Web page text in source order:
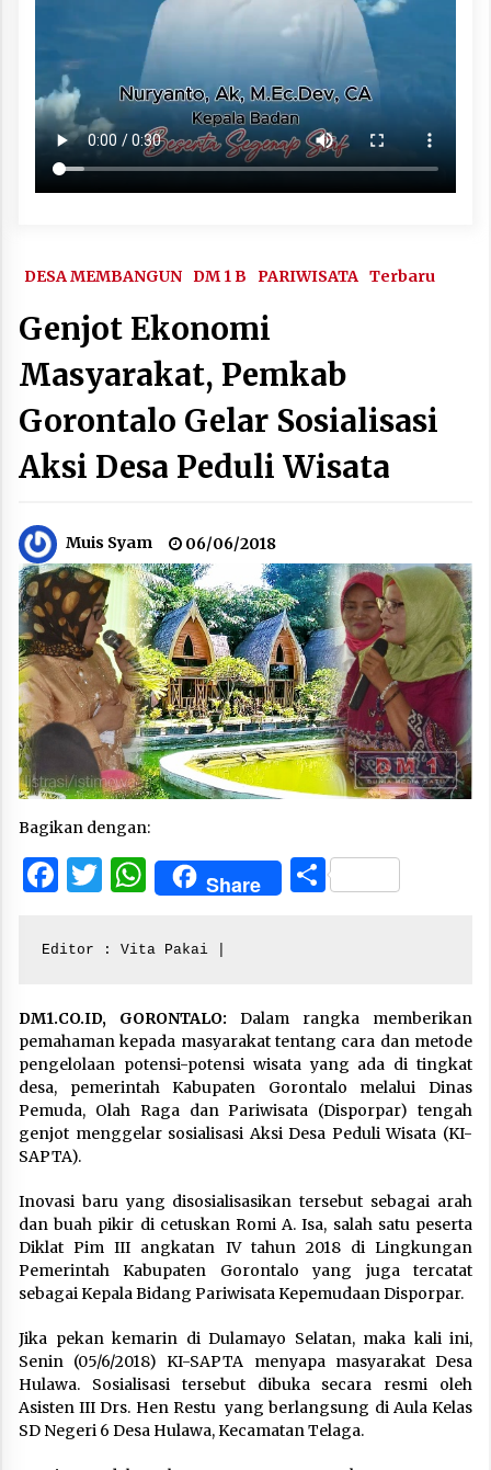
DESA MEMBANGUN DM 1 B PARIWISATA Terbaru
Genjot Ekonomi
Masyarakat, Pemkab
Gorontalo Gelar Sosialisasi
Aksi Desa Peduli Wisata
Muis Syam 06/06/2018
Bagikan dengan:
Facebook
Twitter
WhatsApp
Share Share
Editor : Vita Pakai |
DM1.CO.ID, GORONTALO: Dalam rangka memberikan
pemahaman kepada masyarakat tentang cara dan metode
pengelolaan potensi-potensi wisata yang ada di tingkat
desa, pemerintah Kabupaten Gorontalo melalui Dinas
Pemuda, Olah Raga dan Pariwisata (Disporpar) tengah
genjot menggelar sosialisasi Aksi Desa Peduli Wisata (KI-
SAPTA).
Inovasi baru yang disosialisasikan tersebut sebagai arah
dan buah pikir di cetuskan Romi A. Isa, salah satu peserta
Diklat Pim III angkatan IV tahun 2018 di Lingkungan
Pemerintah Kabupaten Gorontalo yang juga tercatat
sebagai Kepala Bidang Pariwisata Kepemudaan Disporpar.
Jika pekan kemarin di Dulamayo Selatan, maka kali ini,
Senin (05/6/2018) KI-SAPTA menyapa masyarakat Desa
Hulawa. Sosialisasi tersebut dibuka secara resmi oleh
Asisten III Drs. Hen Restu yang berlangsung di Aula Kelas
SD Negeri 6 Desa Hulawa, Kecamatan Telaga.